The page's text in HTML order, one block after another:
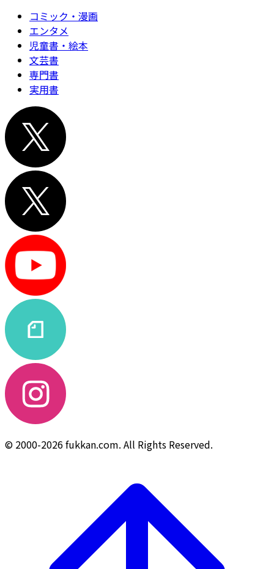
コミック・漫画
エンタメ
児童書・絵本
文芸書
専門書
実用書
© 2000-2026 fukkan.com. All Rights Reserved.